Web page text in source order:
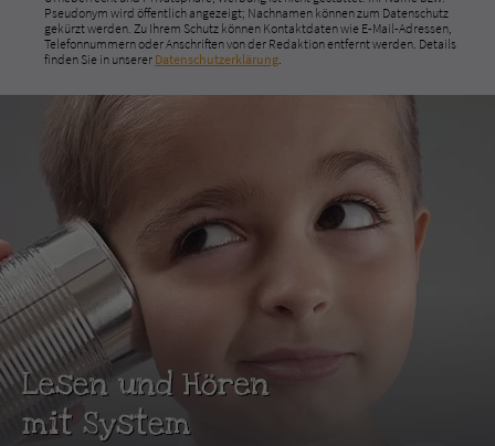
Pseudonym wird öffentlich angezeigt; Nachnamen können zum Datenschutz
gekürzt werden. Zu Ihrem Schutz können Kontaktdaten wie E-Mail-Adressen,
Telefonnummern oder Anschriften von der Redaktion entfernt werden. Details
finden Sie in unserer Datenschutzerklärung
Lesen und Hören
mit System